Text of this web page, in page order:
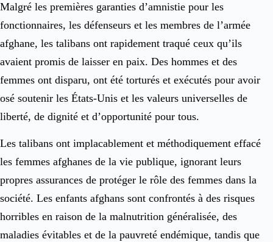
Malgré les premières garanties d’amnistie pour les
fonctionnaires, les défenseurs et les membres de l’armée
afghane, les talibans ont rapidement traqué ceux qu’ils
avaient promis de laisser en paix. Des hommes et des
femmes ont disparu, ont été torturés et exécutés pour avoir
osé soutenir les États-Unis et les valeurs universelles de
liberté, de dignité et d’opportunité pour tous.
Les talibans ont implacablement et méthodiquement effacé
les femmes afghanes de la vie publique, ignorant leurs
propres assurances de protéger le rôle des femmes dans la
société. Les enfants afghans sont confrontés à des risques
horribles en raison de la malnutrition généralisée, des
maladies évitables et de la pauvreté endémique, tandis que